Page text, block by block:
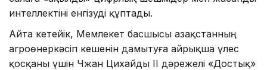
интеллектіні енгізуді құптады.
Айта кетейік, Мемлекет басшысы Қазақстанның
агроөнеркәсіп кешенін дамытуға айрықша үлес
қосқаны үшін Чжан Цихайды II дәрежелі «Достық»